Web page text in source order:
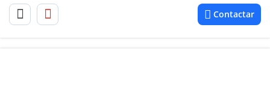
Contactar